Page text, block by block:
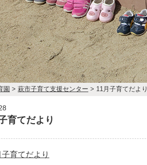
園 > 萩市子育て支援センター > 11月子育てだより
育てだより
子育てだより